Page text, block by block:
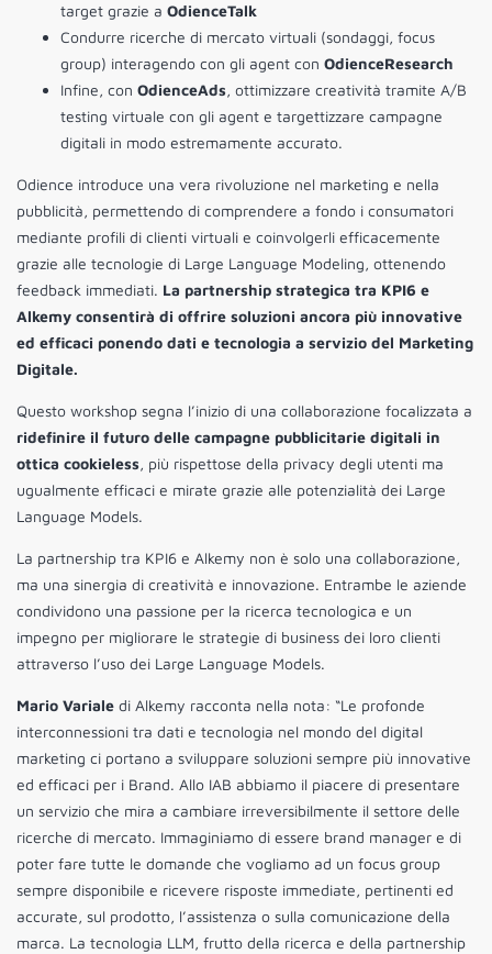
target grazie a OdienceTalk
Condurre ricerche di mercato virtuali (sondaggi, focus
group) interagendo con gli agent con OdienceResearch
Infine, con OdienceAds, ottimizzare creatività tramite A/B
testing virtuale con gli agent e targettizzare campagne
digitali in modo estremamente accurato.
Odience introduce una vera rivoluzione nel marketing e nella
pubblicità, permettendo di comprendere a fondo i consumatori
mediante profili di clienti virtuali e coinvolgerli efficacemente
grazie alle tecnologie di Large Language Modeling, ottenendo
feedback immediati. La partnership strategica tra KPI6 e
Alkemy consentirà di offrire soluzioni ancora più innovative
ed efficaci ponendo dati e tecnologia a servizio del Marketing
Digitale.
Questo workshop segna l’inizio di una collaborazione focalizzata a
ridefinire il futuro delle campagne pubblicitarie digitali in
ottica cookieless, più rispettose della privacy degli utenti ma
ugualmente efficaci e mirate grazie alle potenzialità dei Large
Language Models.
La partnership tra KPI6 e Alkemy non è solo una collaborazione,
ma una sinergia di creatività e innovazione. Entrambe le aziende
condividono una passione per la ricerca tecnologica e un
impegno per migliorare le strategie di business dei loro clienti
attraverso l’uso dei Large Language Models.
Mario Variale di Alkemy racconta nella nota: “Le profonde
interconnessioni tra dati e tecnologia nel mondo del digital
marketing ci portano a sviluppare soluzioni sempre più innovative
ed efficaci per i Brand. Allo IAB abbiamo il piacere di presentare
un servizio che mira a cambiare irreversibilmente il settore delle
ricerche di mercato. Immaginiamo di essere brand manager e di
poter fare tutte le domande che vogliamo ad un focus group
sempre disponibile e ricevere risposte immediate, pertinenti ed
accurate, sul prodotto, l’assistenza o sulla comunicazione della
marca. La tecnologia LLM, frutto della ricerca e della partnership